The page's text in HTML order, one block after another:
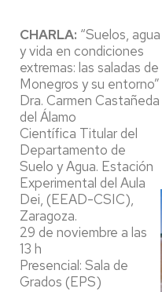
CHARLA: “Suelos, agua
y vida en condiciones
extremas: las saladas de
Monegros y su entorno”
Dra. Carmen Castañeda
del Álamo
Científica Titular del
Departamento de
Suelo y Agua. Estación
Experimental del Aula
Dei, (EEAD-CSIC),
Zaragoza.
29 de noviembre a las
13 h
Presencial: Sala de
Grados (EPS)